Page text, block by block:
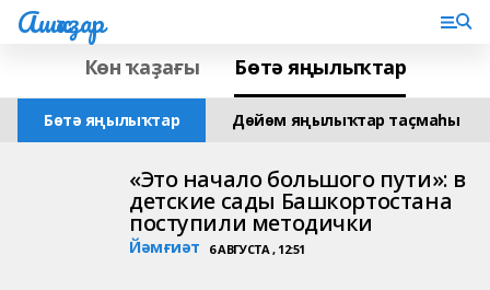
Ашҡаҙар
Көн ҡаҙағы Бөтә яңылыҡтар
Бөтә яңылыҡтар Дөйөм яңылыҡтар таҫмаһы
«Это начало большого пути»: в
детские сады Башкортостана
поступили методички
Йәмғиәт 6 АВГУСТА , 12:51